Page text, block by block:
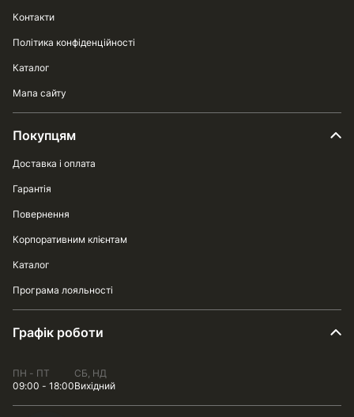
Контакти
Політика конфіденційності
Каталог
Мапа сайту
Покупцям
Доставка і оплата
Гарантія
Повернення
Корпоративним клієнтам
Каталог
Програма лояльності
Графік роботи
ПН - ПТ
09:00 - 18:00
СБ, НД
Вихідний